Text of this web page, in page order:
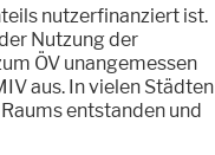
nutzerfinanziert ist.
Nutzung der
ÖV unangemessen
aus. In vielen Städten
entstanden und